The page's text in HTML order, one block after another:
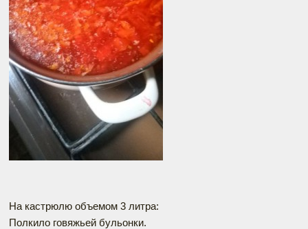
На кастрюлю объемом 3 литра:
Полкило говяжьей бульонки.